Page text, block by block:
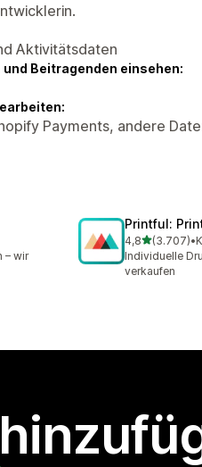
Aktivitätsdaten
Beitragenden einsehen:
Payments, andere
– wir
Printful:
4,8von 5
(3.707)
3707 •
Individuelle
verkaufen